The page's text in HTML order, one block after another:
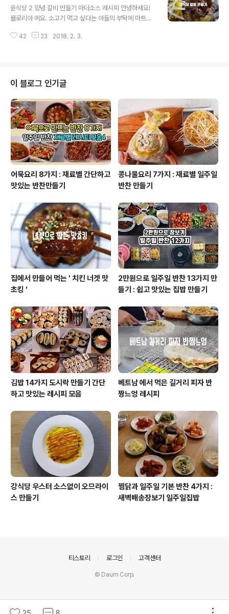
소금과 설탕을 넣으면 빨리 녹아요. 다시마 물로 만들어야
하지만 간단하게 조미료 (다시다) 조금 넣어요. 2.계란 풀
에 식은 (1)양념 물 넣고 섞어주기 또 많이 저어주면 부드러
윤식당 2 양념 갈비 만들기 마더소스 레시피 안녕하세요!
욜로리아 에요. 소고기 먹고 싶다는 아들의 부탁에 마트에
는 신메뉴 양념 갈비 만들기 괜찮겠죠! 윤식당 2호점에 찾
린 윤식당 2 신메뉴 양념 갈비 만들기 1.갈비살 자르기 너
무 얇지 않게 썰어주세요. 마더소스가 갈비를 짜게 만들수
있어요. 2.갈비살 핏물 빼기 찬물에 담궈 핏물을 빼주세요.
3.윤식당 마더소스 만들기 물2컵, 간장2컵, 설탕1컵, 다진
마늘 91g, 양파 200g, 사과 또는 배 200g, ..
42 23 2018. 2. 3.
이 블로그 인기글
어묵요리 8가지 : 재료별 간단하고
맛있는 반찬만들기
콩나물요리 7가지 : 재료별 일주일
반찬 만들기
집에서 만들어 먹는 ' 치킨 너겟 맛
초킹 '
2만원으로 일주일 반찬 13가지 만
들기 : 쉽고 맛있는 집밥 만들기
김밥 14가지 도시락 만들기 간단
하고 맛있는 레시피 모음
베트남 에서 먹은 길거리 피자 반
짱느엉 레시피
강식당 우스터 소스없이 오므라이
스 만들기
찜닭과 일주일 기본 반찬 4가지 :
새벽배송장보기 일주일집밥
티스토리 로그인 고객센터
© Daum Corp.